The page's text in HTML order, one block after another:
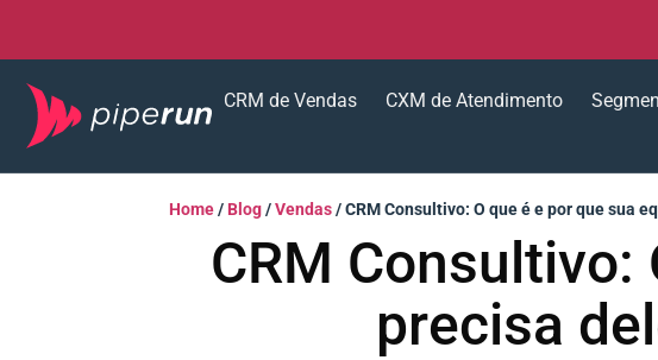
CRM de Vendas CXM de Atendimento
Home/ Blog/Vendas/CRM Consultivo: O que é e por que sua
CRM Consultivo:
precisa